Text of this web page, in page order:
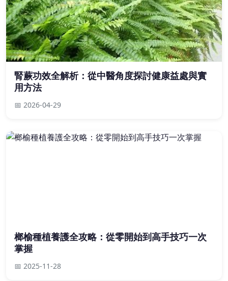
腎蕨功效全解析：從中醫角度探討健康益處與實
用方法
📅 2026-04-29
榔榆種植養護全攻略：從零開始到高手技巧一次
掌握
📅 2025-11-28